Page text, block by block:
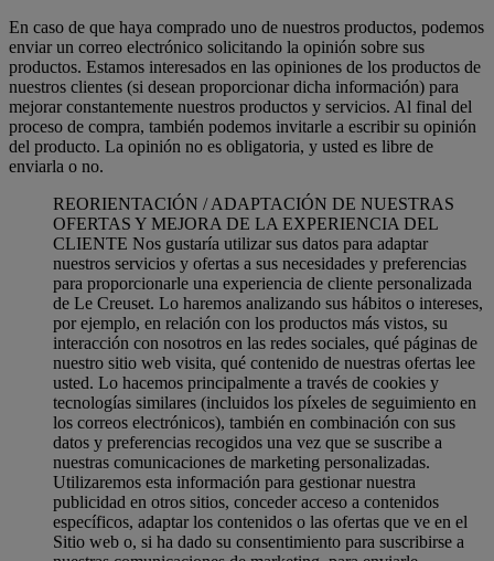
En caso de que haya comprado uno de nuestros productos, podemos
enviar un correo electrónico solicitando la opinión sobre sus
productos. Estamos interesados en las opiniones de los productos de
nuestros clientes (si desean proporcionar dicha información) para
mejorar constantemente nuestros productos y servicios. Al final del
proceso de compra, también podemos invitarle a escribir su opinión
del producto. La opinión no es obligatoria, y usted es libre de
enviarla o no.
REORIENTACIÓN / ADAPTACIÓN DE NUESTRAS
OFERTAS Y MEJORA DE LA EXPERIENCIA DEL
CLIENTE Nos gustaría utilizar sus datos para adaptar
nuestros servicios y ofertas a sus necesidades y preferencias
para proporcionarle una experiencia de cliente personalizada
de Le Creuset. Lo haremos analizando sus hábitos o intereses,
por ejemplo, en relación con los productos más vistos, su
interacción con nosotros en las redes sociales, qué páginas de
nuestro sitio web visita, qué contenido de nuestras ofertas lee
usted. Lo hacemos principalmente a través de cookies y
tecnologías similares (incluidos los píxeles de seguimiento en
los correos electrónicos), también en combinación con sus
datos y preferencias recogidos una vez que se suscribe a
nuestras comunicaciones de marketing personalizadas.
Utilizaremos esta información para gestionar nuestra
publicidad en otros sitios, conceder acceso a contenidos
específicos, adaptar los contenidos o las ofertas que ve en el
Sitio web o, si ha dado su consentimiento para suscribirse a